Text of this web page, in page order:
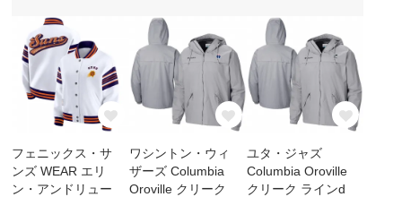
フェニックス・サ
ンズ WEAR エリ
ン・アンドリュー
ワシントン・ウィ
ザーズ Columbia
Oroville クリーク
ユタ・ジャズ
Columbia Oroville
クリーク ラインd